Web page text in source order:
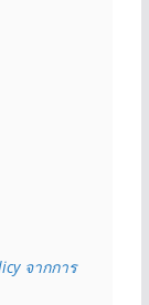
จากการ